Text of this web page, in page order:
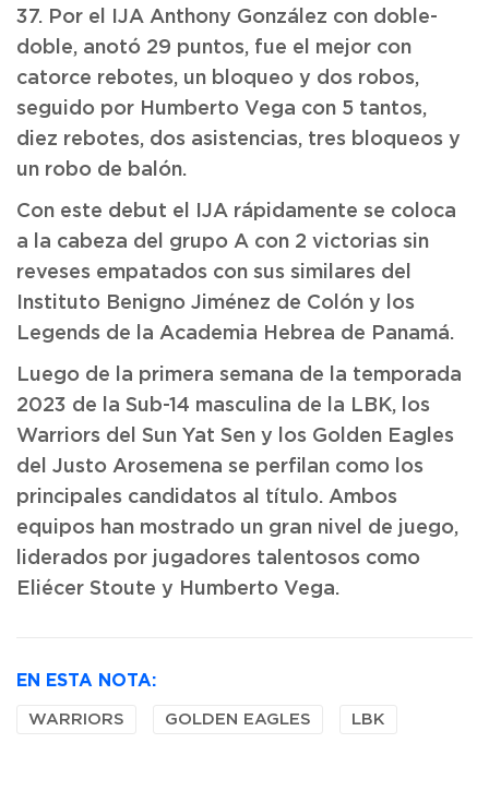
37. Por el IJA Anthony González con doble-
doble, anotó 29 puntos, fue el mejor con
catorce rebotes, un bloqueo y dos robos,
seguido por Humberto Vega con 5 tantos,
diez rebotes, dos asistencias, tres bloqueos y
un robo de balón.
Con este debut el IJA rápidamente se coloca
a la cabeza del grupo A con 2 victorias sin
reveses empatados con sus similares del
Instituto Benigno Jiménez de Colón y los
Legends de la Academia Hebrea de Panamá.
Luego de la primera semana de la temporada
2023 de la Sub-14 masculina de la LBK, los
Warriors del Sun Yat Sen y los Golden Eagles
del Justo Arosemena se perfilan como los
principales candidatos al título. Ambos
equipos han mostrado un gran nivel de juego,
liderados por jugadores talentosos como
Eliécer Stoute y Humberto Vega.
EN ESTA NOTA:
WARRIORS GOLDEN EAGLES LBK